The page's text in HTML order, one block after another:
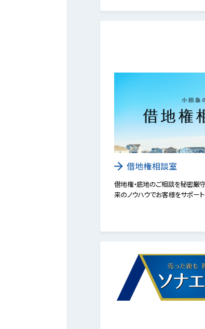
借地権相談室
借地権・底地のご相談を秘密厳
来のノウハウでお客様をサポート